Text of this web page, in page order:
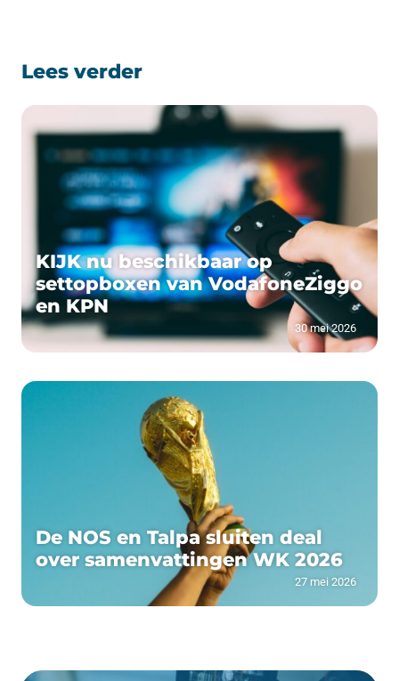
Lees verder
KIJK nu beschikbaar op
settopboxen van VodafoneZiggo
en KPN
30 mei 2026
De NOS en Talpa sluiten deal
over samenvattingen WK 2026
27 mei 2026